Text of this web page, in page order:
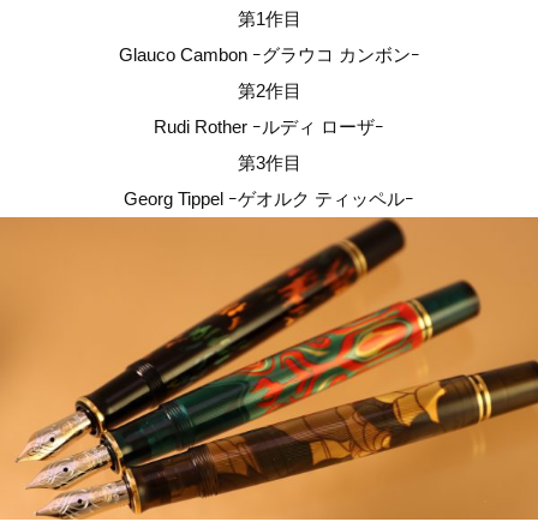
第1作目
Glauco Cambon ｰグラウコ カンボンｰ
第2作目
Rudi Rother ｰルディ ローザｰ
第3作目
Georg Tippel ｰゲオルク ティッペルｰ